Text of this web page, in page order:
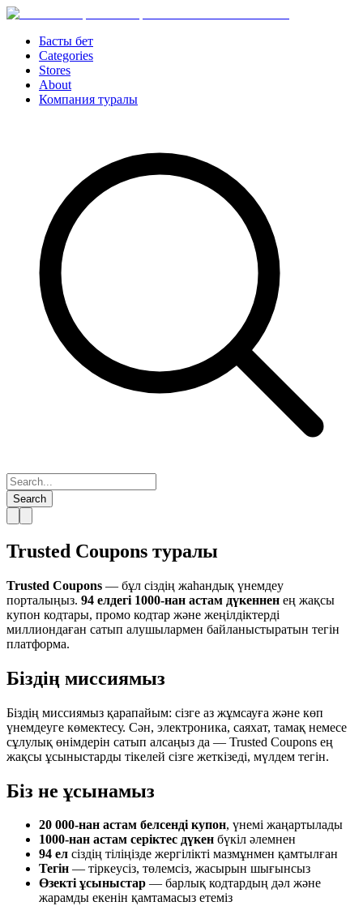
Басты бет
Categories
Stores
About
Компания туралы
Search
Trusted Coupons туралы
Trusted Coupons — бұл сіздің жаһандық үнемдеу
порталыңыз. 94 елдегі 1000-нан астам дүкеннен ең жақсы
купон кодтары, промо кодтар және жеңілдіктерді
миллиондаған сатып алушылармен байланыстыратын тегін
платформа.
Біздің миссиямыз
Біздің миссиямыз қарапайым: сізге аз жұмсауға және көп
үнемдеуге көмектесу. Сән, электроника, саяхат, тамақ немесе
сұлулық өнімдерін сатып алсаңыз да — Trusted Coupons ең
жақсы ұсыныстарды тікелей сізге жеткізеді, мүлдем тегін.
Біз не ұсынамыз
20 000-нан астам белсенді купон, үнемі жаңартылады
1000-нан астам серіктес дүкен бүкіл әлемнен
94 ел сіздің тіліңізде жергілікті мазмұнмен қамтылған
Тегін — тіркеусіз, төлемсіз, жасырын шығынсыз
Өзекті ұсыныстар — барлық кодтардың дәл және
жарамды екенін қамтамасыз етеміз